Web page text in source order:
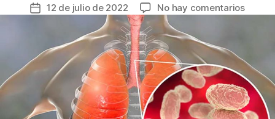
c
e
b
o
o
k
itt
er
ail er
e
st
m
p
ar
tir
Fecha
entrada
12 de julio de 2022 No hay comentariosen
una
pero